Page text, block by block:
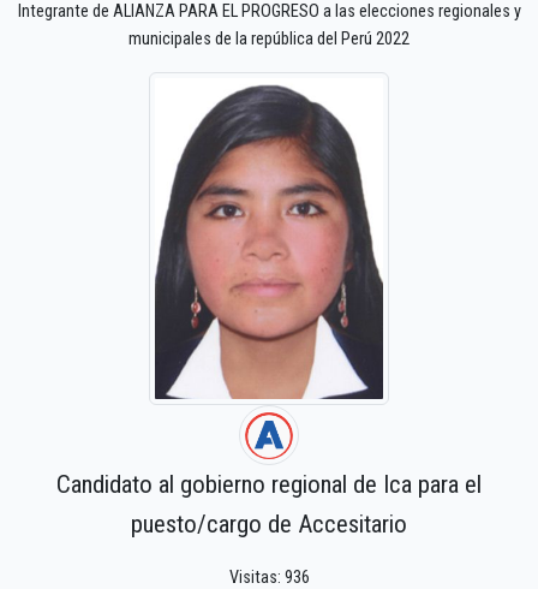
Integrante de ALIANZA PARA EL PROGRESO a las elecciones regionales y
municipales de la república del Perú 2022
Candidato al gobierno regional de Ica para el
puesto/cargo de Accesitario
Visitas: 936